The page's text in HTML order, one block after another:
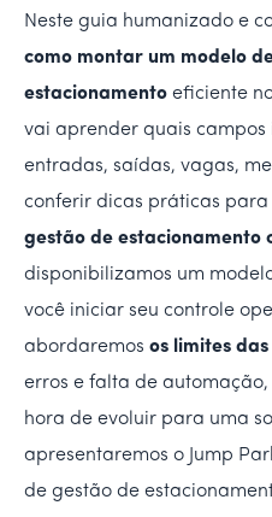
Neste guia humanizado e
como montar um modelo
estacionamento eficiente
vai aprender quais
entradas, saídas, vagas,
conferir dicas práticas
gestão de estacionamento
disponibilizamos um
você iniciar seu controle
abordaremos os limites
erros e falta de
hora de evoluir para uma
apresentaremos o Jump
de gestão de